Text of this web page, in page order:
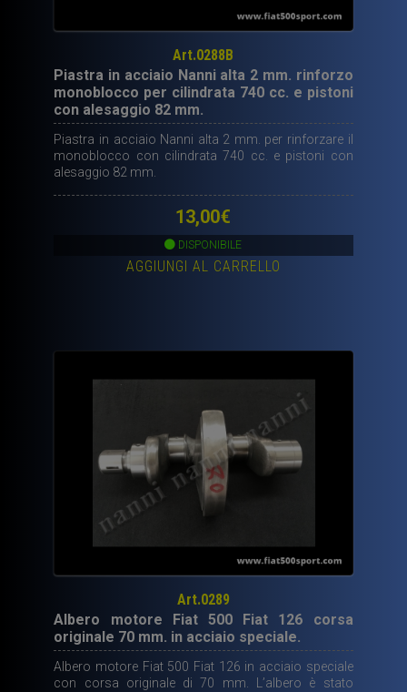
Art.0288B
Piastra in acciaio Nanni alta 2 mm. rinforzo
monoblocco per cilindrata 740 cc. e pistoni
con alesaggio 82 mm.
Piastra in acciaio Nanni alta 2 mm. per rinforzare il
monoblocco con cilindrata 740 cc. e pistoni con
alesaggio 82 mm.
13,00€
DISPONIBILE
AGGIUNGI AL CARRELLO
Art.0289
Albero motore Fiat 500 Fiat 126 corsa
originale 70 mm. in acciaio speciale.
Albero motore Fiat 500 Fiat 126 in acciaio speciale
con corsa originale di 70 mm. L’albero è stato